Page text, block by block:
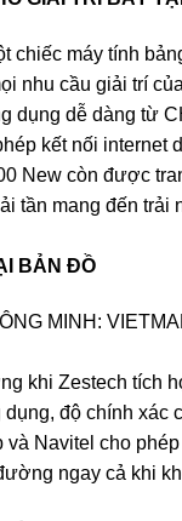
chiếc máy tính
nhu cầu giải trí
dụng dễ dàng từ
kết nối internet
New còn được
tần mang đến trải
BẢN ĐỒ
MINH:
khi Zestech tích
độ chính xác
và Navitel cho
ngay cả khi